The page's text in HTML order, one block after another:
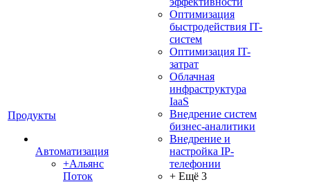
Продукты
Автоматизация
+Альянс
Поток
Оптимизация
быстродействия IT-
систем
Оптимизация IT-
затрат
Облачная
инфраструктура
IaaS
Внедрение систем
бизнес-аналитики
Внедрение и
настройка IP-
телефонии
+ Ещё 3